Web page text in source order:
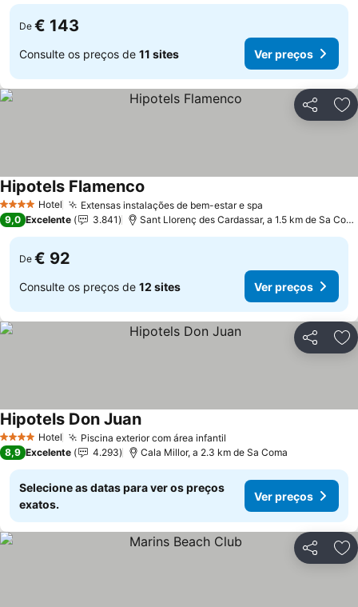
De € 143
Consulte os preços de 11 sites Ver preços
Partilhar
4 EstrelasHotel Extensas instalações de bem-estar e spa
Hipotels Flamenco
9,0 Excelente 3.841 Sant Llorenç des Cardassar, a 1.5 km de Sa
De € 92
Consulte os preços de 12 sites Ver preços
Partilhar
4 EstrelasHotel Piscina exterior com área infantil
Hipotels Don JuanVer preços
8,9 Excelente 4.293 Cala Millor, a 2.3 km de Sa Coma
Selecione as datas para ver os preços
exatos.
Ver preços
Partilhar